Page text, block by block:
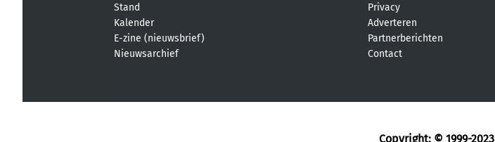
Stand
Kalender
E-zine (nieuwsbrief)
Nieuwsarchief
Privacy
Adverteren
Partnerberichten
Contact
Copyright: © 1999-2023